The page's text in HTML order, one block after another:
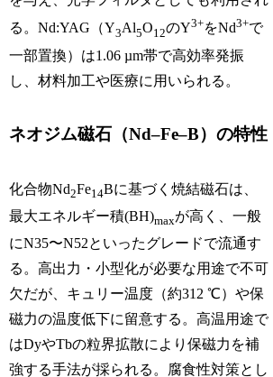
る。Nd:YAG（Y3Al5O12のY3+をNd3+で
一部置換）は1.06 µm帯で高効率発振
し、材料加工や医療に用いられる。
ネオジム磁石（Nd–Fe–B）の特性
化合物Nd2Fe14Bに基づく焼結磁石は、
最大エネルギー積(BH)maxが高く、一般
にN35〜N52といったグレードで流通す
る。高出力・小型化が必要な用途で不可
欠だが、キュリー温度（約312 ℃）や保
磁力の温度低下に留意する。高温用途で
はDyやTbの粒界拡散により保磁力を補
強する手法が採られる。腐食性対策とし